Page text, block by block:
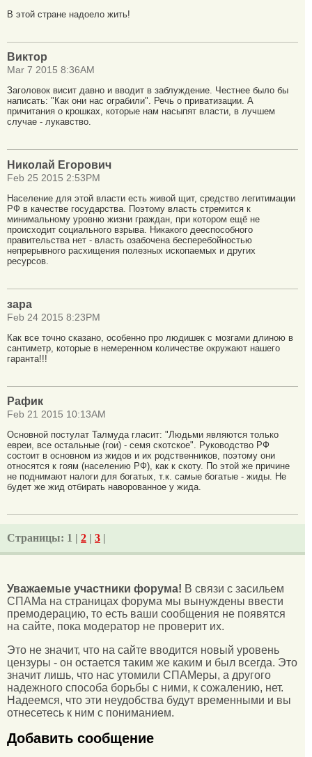
В этой стране надоело жить!
Виктор
Mar 7 2015 8:36AM
Заголовок висит давно и вводит в заблуждение. Честнее было бы
написать: "Как они нас ограбили". Речь о приватизации. А
причитания о крошках, которые нам насыпят власти, в лучшем
случае - лукавство.
Николай Егорович
Feb 25 2015 2:53PM
Население для этой власти есть живой щит, средство легитимации
РФ в качестве государства. Поэтому власть стремится к
минимальному уровню жизни граждан, при котором ещё не
происходит социального взрыва. Никакого дееспособного
правительства нет - власть озабочена бесперебойностью
непрерывного расхищения полезных ископаемых и других
ресурсов.
зара
Feb 24 2015 8:23PM
Как все точно сказано, особенно про людишек с мозгами длиною в
сантиметр, которые в немеренном количестве окружают нашего
гаранта!!!
Рафик
Feb 21 2015 10:13AM
Основной постулат Талмуда гласит: "Людьми являются только
евреи, все остальные (гои) - семя скотское". Руководство РФ
состоит в основном из жидов и их родственников, поэтому они
относятся к гоям (населению РФ), как к скоту. По этой же причине
не поднимают налоги для богатых, т.к. самые богатые - жиды. Не
будет же жид отбирать наворованное у жида.
Страницы: 1 | 2 | 3 |
Уважаемые участники форума! В связи с засильем
СПАМа на страницах форума мы вынуждены ввести
премодерацию, то есть ваши сообщения не появятся
на сайте, пока модератор не проверит их.
Это не значит, что на сайте вводится новый уровень
цензуры - он остается таким же каким и был всегда. Это
значит лишь, что нас утомили СПАМеры, а другого
надежного способа борьбы с ними, к сожалению, нет.
Надеемся, что эти неудобства будут временными и вы
отнесетесь к ним с пониманием.
Добавить сообщение